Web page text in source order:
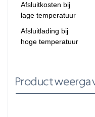
Afsluitkosten bij
lage temperatuur
Afsluitlading bij
hoge temperatuur